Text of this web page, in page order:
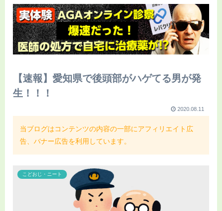
【速報】愛知県で後頭部がハゲてる男が発
生！！！
2020.08.11
当ブログはコンテンツの内容の一部にアフィリエイト広
告、バナー広告を利用しています。
こどおじ・ニート